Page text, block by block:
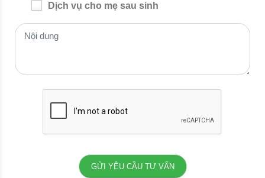
Dịch vụ cho mẹ sau sinh